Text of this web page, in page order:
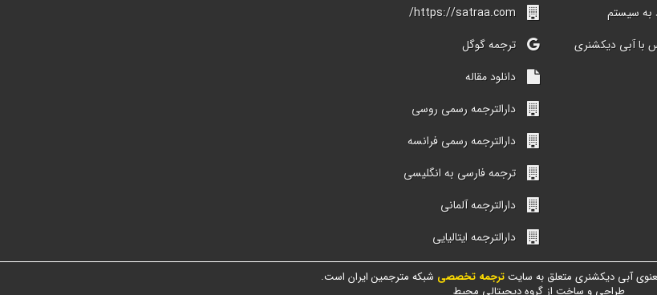
به سیستم
با آبی دیکشنری
https://satraa.com/
ترجمه گوگل
دانلود مقاله
دارالترجمه رسمی روسی
دارالترجمه رسمی فرانسه
ترجمه فارسی به انگلیسی
دارالترجمه آلمانی
دارالترجمه ایتالیایی
آبی دیکشنری متعلق به سایتترجمه تخصصی شبکه مترجمین ایران است.
طراحی و ساخت از گروه دیجیتالی محیط